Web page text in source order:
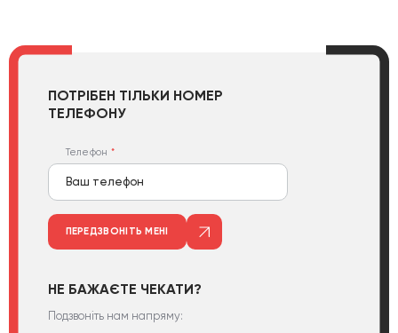
ПОТРІБЕН ТІЛЬКИ НОМЕР
ТЕЛЕФОНУ
Телефон
ПЕРЕДЗВОНІТЬ МЕНІ
НЕ БАЖАЄТЕ ЧЕКАТИ?
Подзвоніть нам напряму: